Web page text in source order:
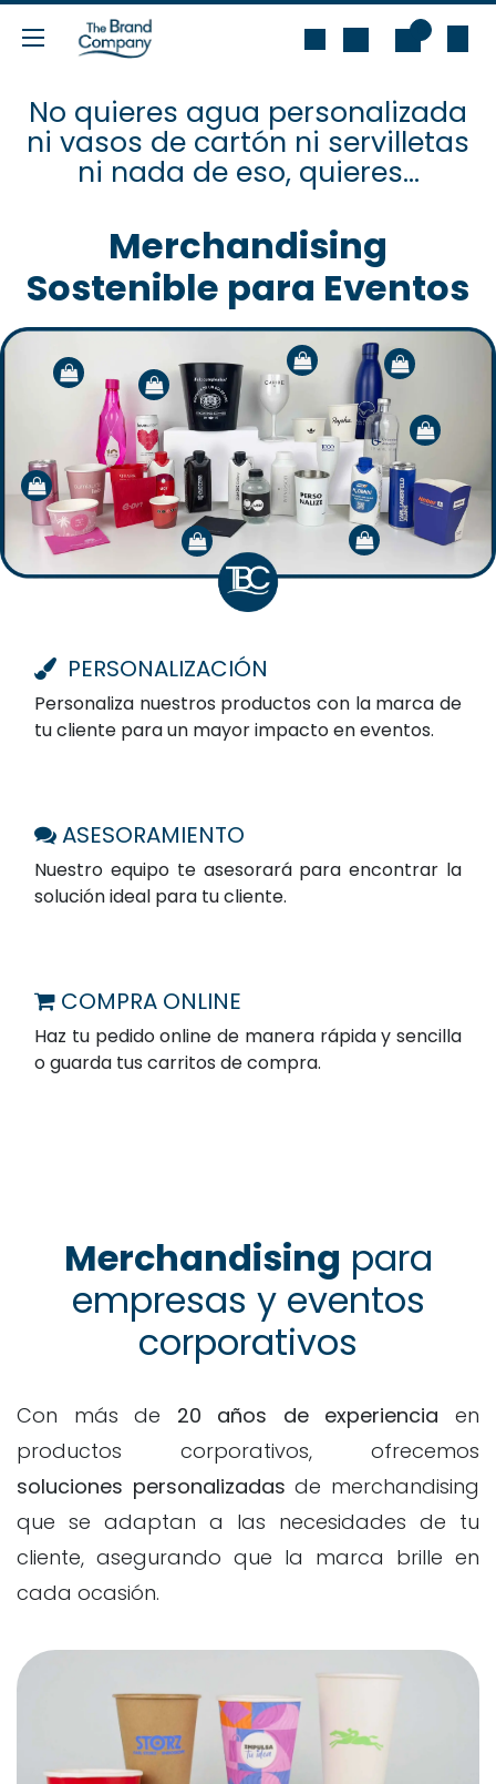
Ir al contenido
No quieres agua personalizada
ni vasos de cartón ni servilletas
ni nada de eso, quieres...
Merchandising
Sostenible para Eventos
PERSONALIZACIÓN
Personaliza nuestros productos con la marca de
tu cliente para un mayor impacto en eventos.
ASESORAMIENTO
Nuestro equipo te asesorará para encontrar la
solución ideal para tu cliente.
COMPRA ONLINE
Haz tu pedido online de manera rápida y sencilla
o guarda tus carritos de compra.
Merchandising para
empresas y eventos
corporativos
Con más de 20 años de experiencia en
productos corporativos, ofrecemos
soluciones personalizadas de merchandising
que se adaptan a las necesidades de tu
cliente, asegurando que la marca brille en
cada ocasión.